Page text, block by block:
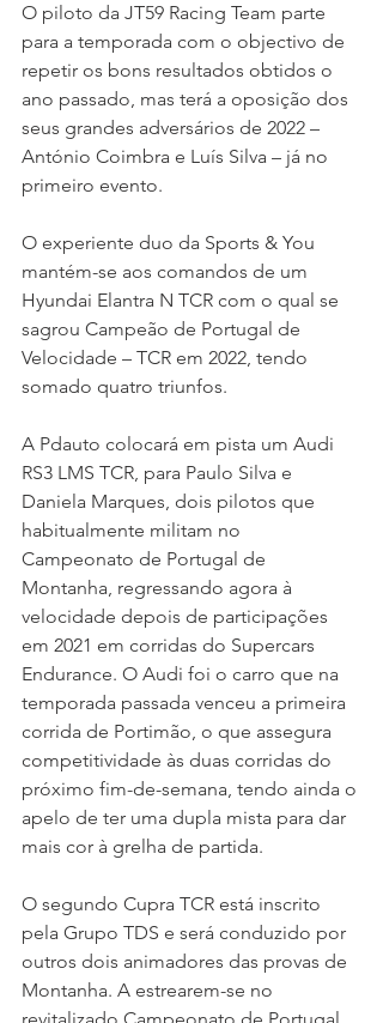
O piloto da JT59 Racing Team parte
para a temporada com o objectivo de
repetir os bons resultados obtidos o
ano passado, mas terá a oposição dos
seus grandes adversários de 2022 –
António Coimbra e Luís Silva – já no
primeiro evento.
O experiente duo da Sports & You
mantém-se aos comandos de um
Hyundai Elantra N TCR com o qual se
sagrou Campeão de Portugal de
Velocidade – TCR em 2022, tendo
somado quatro triunfos.
A Pdauto colocará em pista um Audi
RS3 LMS TCR, para Paulo Silva e
Daniela Marques, dois pilotos que
habitualmente militam no
Campeonato de Portugal de
Montanha, regressando agora à
velocidade depois de participações
em 2021 em corridas do Supercars
Endurance. O Audi foi o carro que na
temporada passada venceu a primeira
corrida de Portimão, o que assegura
competitividade às duas corridas do
próximo fim-de-semana, tendo ainda o
apelo de ter uma dupla mista para dar
mais cor à grelha de partida.
O segundo Cupra TCR está inscrito
pela Grupo TDS e será conduzido por
outros dois animadores das provas de
Montanha. A estrearem-se no